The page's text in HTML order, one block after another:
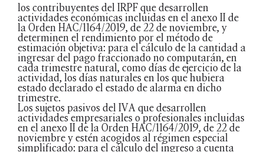
los contribuyentes del IRPF que desarrollen
actividades económicas incluidas en el anexo II de
la Orden HAC/1164/2019, de 22 de noviembre, y
determinen el rendimiento por el método de
estimación objetiva: para el cálculo de la cantidad a
ingresar del pago fraccionado no computarán, en
cada trimestre natural, como días de ejercicio de la
actividad, los días naturales en los que hubiera
estado declarado el estado de alarma en dicho
trimestre.
Los sujetos pasivos del IVA que desarrollen
actividades empresariales o profesionales incluidas
en el anexo II de la Orden HAC/1164/2019, de 22 de
noviembre y estén acogidos al régimen especial
simplificado: para el cálculo del ingreso a cuenta